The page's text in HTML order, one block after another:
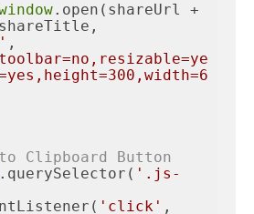
Clipboard Button
.querySelector( '.js-
'click'